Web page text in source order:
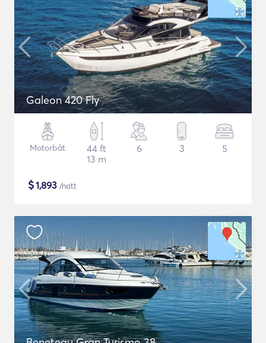
Galeon 420 Fly
Motorbåt
44 ft
13 m
6 3 5
$1,893 /natt